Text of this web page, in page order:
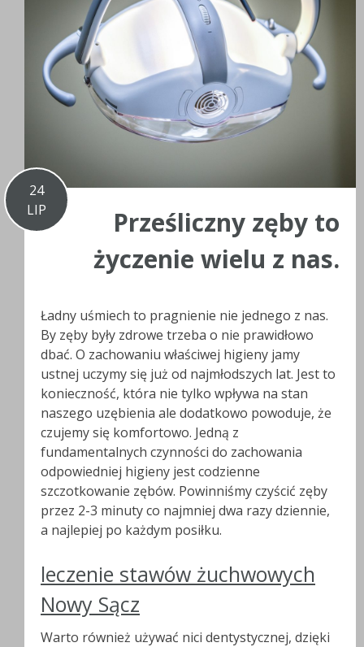
24
LIP
Prześliczny zęby to
życzenie wielu z nas.
Ładny uśmiech to pragnienie nie jednego z nas.
By zęby były zdrowe trzeba o nie prawidłowo
dbać. O zachowaniu właściwej higieny jamy
ustnej uczymy się już od najmłodszych lat. Jest to
konieczność, która nie tylko wpływa na stan
naszego uzębienia ale dodatkowo powoduje, że
czujemy się komfortowo. Jedną z
fundamentalnych czynności do zachowania
odpowiedniej higieny jest codzienne
szczotkowanie zębów. Powinniśmy czyścić zęby
przez 2-3 minuty co najmniej dwa razy dziennie,
a najlepiej po każdym posiłku.
leczenie stawów żuchwowych
Nowy Sącz
Warto również używać nici dentystycznej, dzięki